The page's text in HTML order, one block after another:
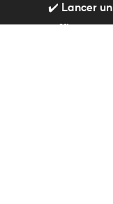
✔️ Lancer
efficace